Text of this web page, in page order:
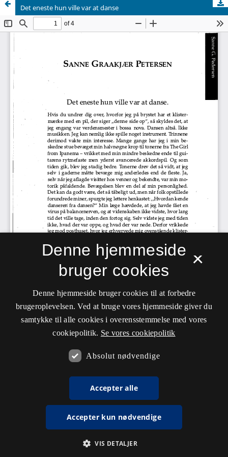
Det eneste hun ville var at danse
×
Denne hjemmeside
bruger cookies
Denne hjemmeside bruger cookies til at forbedre
brugeroplevelsen. Ved at bruge vores hjemmeside giver du
samtykke til alle cookies i overensstemmelse med vores
cookiepolitik. Se vores cookiepolitik
Absolut nødvendige
Accepter alle
Accepter kun nødvendige
VIS DETALJER